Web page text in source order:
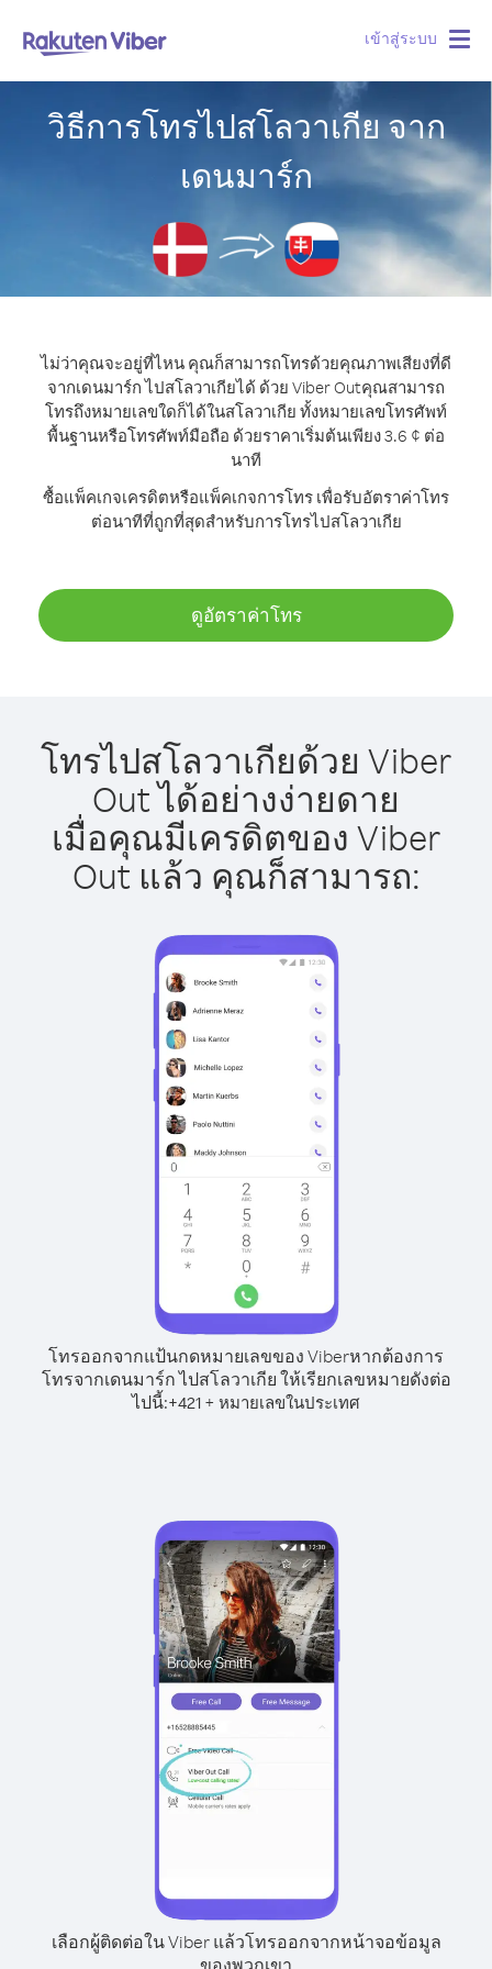
เข้าสู่ระบบ
วิธีการโทรไปสโลวาเกีย จาก
เดนมาร์ก
ไม่ว่าคุณจะอยู่ที่ไหน คุณก็สามารถโทรด้วยคุณภาพเสียงที่ดี
จากเดนมาร์ก ไปสโลวาเกียได้ ด้วย Viber Outคุณสามารถ
โทรถึงหมายเลขใดก็ได้ในสโลวาเกีย ทั้งหมายเลขโทรศัพท์
พื้นฐานหรือโทรศัพท์มือถือ ด้วยราคาเริ่มต้นเพียง 3.6 ¢ ต่อ
นาที
ซื้อแพ็คเกจเครดิตหรือแพ็คเกจการโทร เพื่อรับอัตราค่าโทร
ต่อนาทีที่ถูกที่สุดสำหรับการโทรไปสโลวาเกีย
ดูอัตราค่าโทร
โทรไปสโลวาเกียด้วย Viber
Out ได้อย่างง่ายดาย
เมื่อคุณมีเครดิตของ Viber
Out แล้ว คุณก็สามารถ:
โทรออกจากแป้นกดหมายเลขของ Viberหากต้องการ
โทรจากเดนมาร์ก ไปสโลวาเกีย ให้เรียกเลขหมายดังต่อ
ไปนี้:+421 + หมายเลขในประเทศ
เลือกผู้ติดต่อใน Viber แล้วโทรออกจากหน้าจอข้อมูล
ของพวกเขา